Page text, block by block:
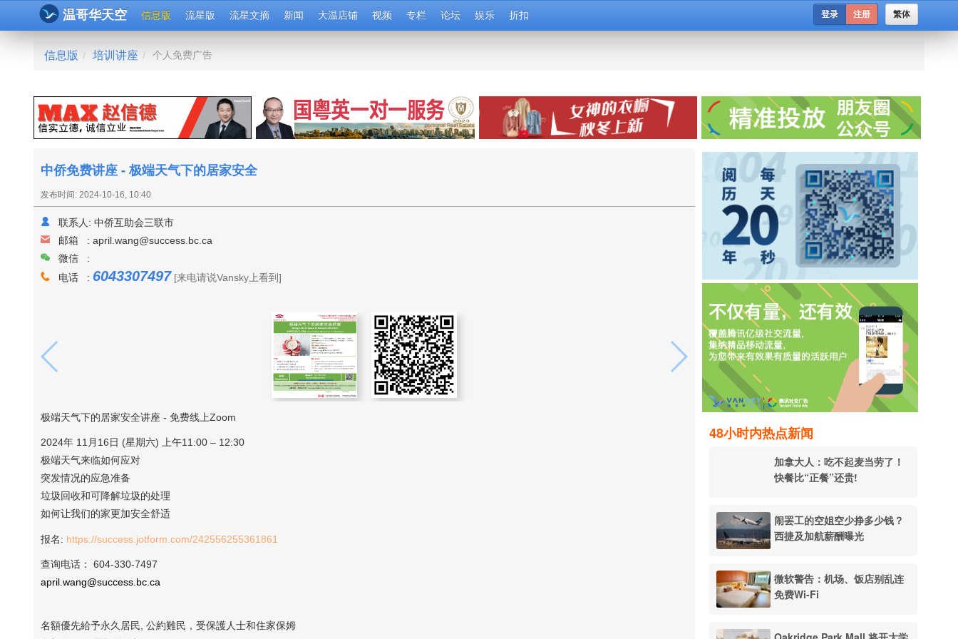
温哥华天空 信息版 流星版 流星文摘 新闻 大温店铺 视频 专栏 论坛 娱乐 折扣 繁体
登录 注册
信息版 / 培训讲座 / 个人免费广告
48小时内热点新闻
加拿大人：吃不起麦当劳了！
快餐比“正餐”还贵!
闹罢工的空姐空少挣多少钱？
西捷及加航薪酬曝光
微软警告：机场、饭店别乱连
免费Wi-Fi
中侨免费讲座 - 极端天气下的居家安全
发布时间: 2024-10-16, 10:40
联系人: 中侨互助会三联市
邮箱 : april.wang@success.bc.ca
微信 :
电话 : 6043307497 [来电请说Vansky上看到]
极端天气下的居家安全讲座 - 免费线上Zoom
2024年 11月16日 (星期六) 上午11:00 – 12:30
极端天气来临如何应对
突发情况的应急准备
垃圾回收和可降解垃圾的处理
如何让我们的家更加安全舒适
报名: https://success.jotform.com/242556255361861
查询电话： 604-330-7497
april.wang@success.bc.ca
名額優先給予永久居民, 公約難民，受保護人士和住家保姆